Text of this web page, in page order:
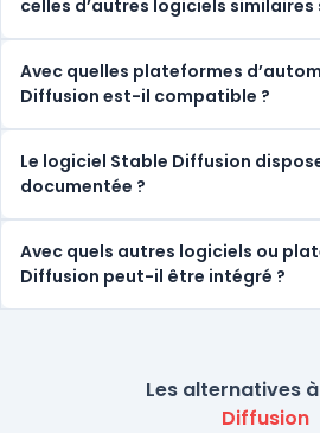
celles d’autres logiciels similaires
Avec quelles plateformes
Diffusion est-il compatible ?
Le logiciel Stable Diffusion
documentée ?
Avec quels autres logiciels ou
Diffusion peut-il être intégré ?
Les alternatives à
Diffusion